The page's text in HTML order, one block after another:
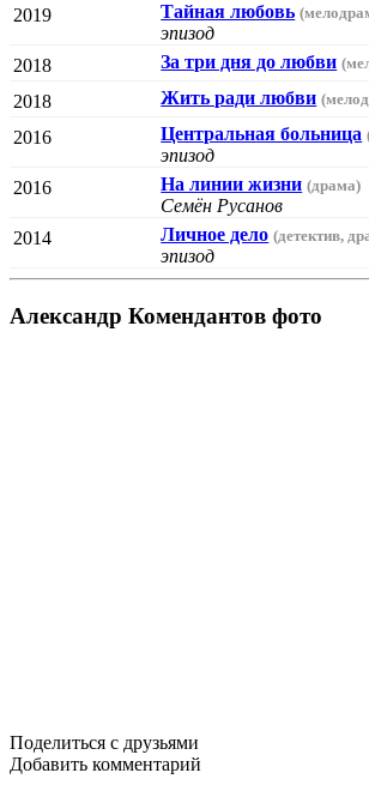
2019 Тайная любовь
эпизод
2018
За три дня до любви
2018 Жить ради любви
2016 Центральная больница
эпизод
2016
На линии жизни (драма)
Семён Русанов
2014
Личное дело (детектив,
эпизод
Александр Комендантов фото
Поделиться с друзьями
Добавить комментарий